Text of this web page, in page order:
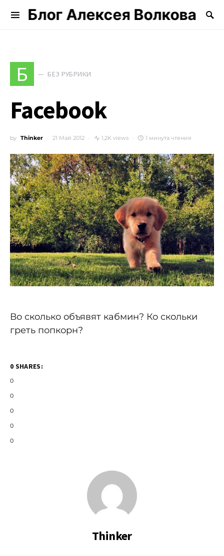
Блог Алексея Волкова
Search for:
Б БЕЗ РУБРИКИ
Facebook
by Thinker 21 Май 2012 1,2K views 1 минута чтения
Во сколько объявят кабмин? Ко скольки
греть попкорн?
0 SHARES:
0
0
0
0
0
Thinker